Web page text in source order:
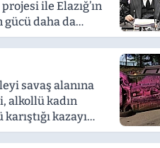
projesi ile Elazığ’ın
daha da
savaş alanına
alkollü kadın
kazayı